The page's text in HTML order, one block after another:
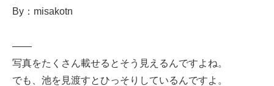
By：misakotn
——
写真をたくさん載せるとそう見えるんですよね。
でも、池を見渡すとひっそりしているんですよ。